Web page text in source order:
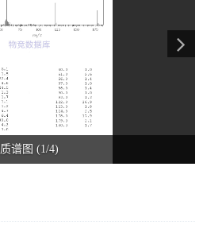
质谱图 (1/4)